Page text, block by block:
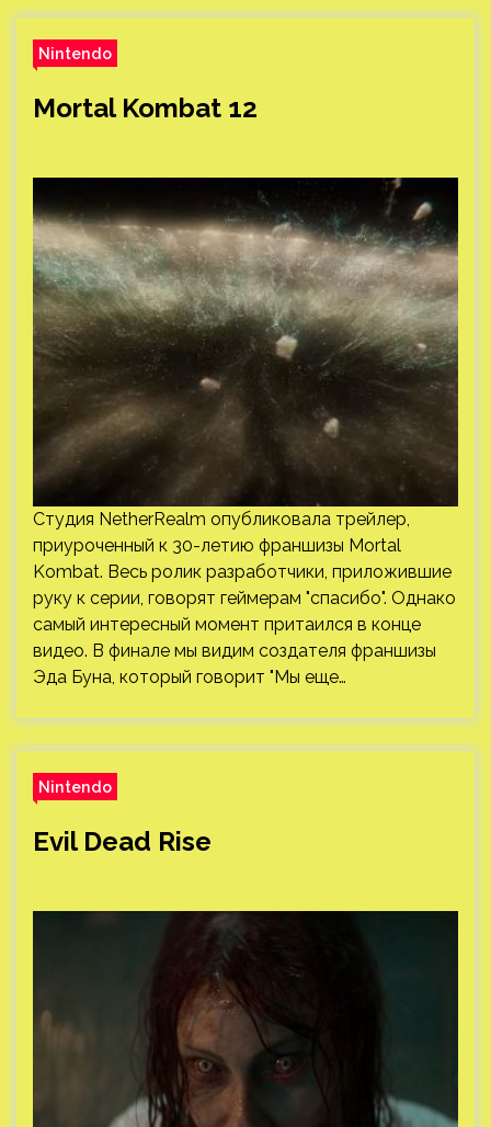
Nintendo
Mortal Kombat 12
Студия NetherRealm опубликовала трейлер,
приуроченный к 30-летию франшизы Mortal
Kombat. Весь ролик разработчики, приложившие
руку к серии, говорят геймерам "спасибо". Однако
самый интересный момент притаился в конце
видео. В финале мы видим создателя франшизы
Эда Буна, который говорит "Мы еще…
Nintendo
Evil Dead Rise